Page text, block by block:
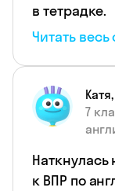
в тетрадке.
Читать весь
7
Наткнулась
к ВПР по